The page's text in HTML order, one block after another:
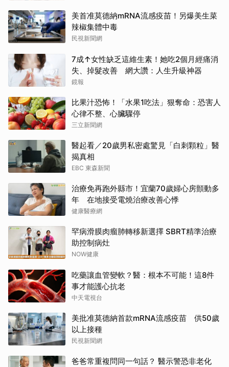
美首准莫德納mRNA流感疫苗！另爆美生菜
辣椒集體中毒
民視新聞網
7成↑女性缺乏這維生素！她吃2個月經痛消
失、掉髮改善 網大讚：人生升級神器
鏡報
比果汁恐怖！「水果1吃法」狠奪命：恐害人
心律不整、心臟驟停
三立新聞網
醫起看／20歲男私密處驚見「白刺顆粒」醫
揭真相
EBC 東森新聞
治療免再跑外縣市！宜蘭70歲婦心房顫動多
年 在地接受電燒治療改善心悸
健康醫療網
罕病滑膜肉瘤肺轉移新選擇 SBRT精準治療
助控制病灶
NOW健康
吃藥讓血管變軟？醫：根本不可能！這8件
事才能護心抗老
中天電視台
美批准莫德納首款mRNA流感疫苗 供50歲
以上接種
民視新聞網
爸爸常重複問同一句話？ 醫示警恐非老化